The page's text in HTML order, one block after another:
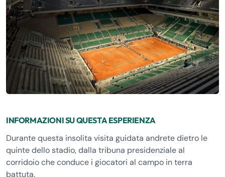
INFORMAZIONI SU QUESTA ESPERIENZA
Durante questa insolita visita guidata andrete dietro le
quinte dello stadio, dalla tribuna presidenziale al
corridoio che conduce i giocatori al campo in terra
battuta.